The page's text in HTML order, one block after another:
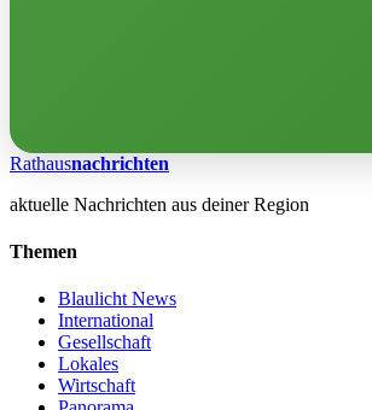
Rathausnachrichten
aktuelle Nachrichten aus deiner Region
Themen
Blaulicht News
International
Gesellschaft
Lokales
Wirtschaft